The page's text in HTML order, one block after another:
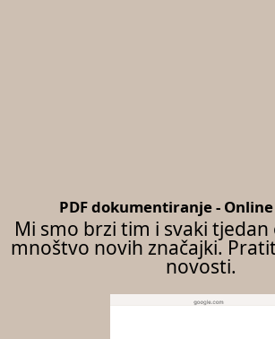
PDF dokumentiranje - Online
Mi smo brzi tim i svaki
mnoštvo novih značajki.
novosti.